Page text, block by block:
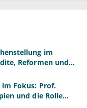
im
Reformen und
Fokus: Prof.
und die Rolle